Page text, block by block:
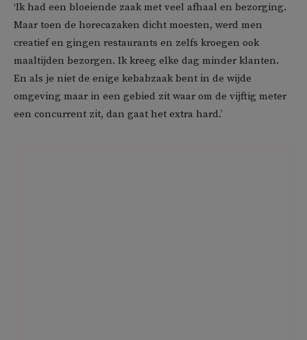
‘Ik had een bloeiende zaak met veel afhaal en bezorging.
Maar toen de horecazaken dicht moesten, werd men
creatief en gingen restaurants en zelfs kroegen ook
maaltijden bezorgen. Ik kreeg elke dag minder klanten.
En als je niet de enige kebabzaak bent in de wijde
omgeving maar in een gebied zit waar om de vijftig meter
een concurrent zit, dan gaat het extra hard.’